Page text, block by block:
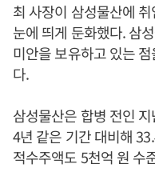
최 사장이 삼성물산에
눈에 띄게 둔화했다. 삼
미안을 보유하고 있는
다.
삼성물산은 합병 전인
4년 같은 기간 대비해
적수주액도 5천억 원 수